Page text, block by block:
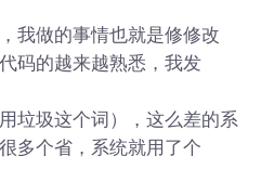
我做的事情也就是修修改
码的越来越熟悉，我发
垃圾这个词），这么差的系
多个省，系统就用了个